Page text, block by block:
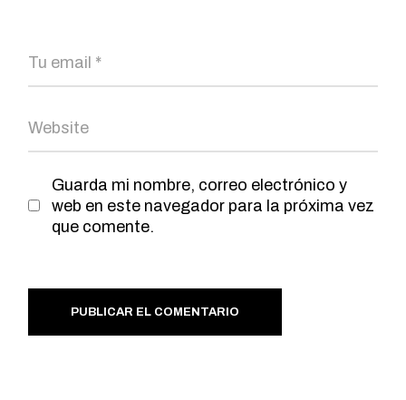
Guarda mi nombre, correo electrónico y
web en este navegador para la próxima vez
que comente.
PUBLICAR EL COMENTARIO